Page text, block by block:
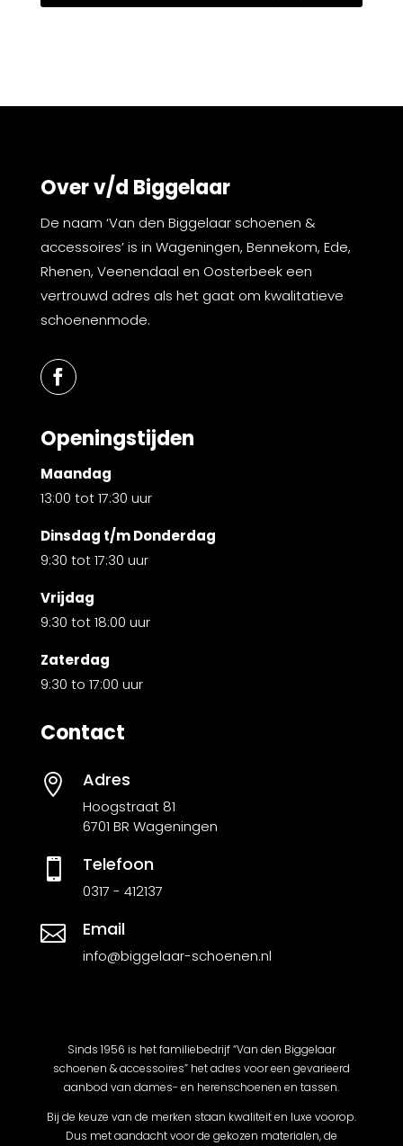
Over v/d Biggelaar
De naam ‘Van den Biggelaar schoenen &
accessoires’ is in Wageningen, Bennekom, Ede,
Rhenen, Veenendaal en Oosterbeek een
vertrouwd adres als het gaat om kwalitatieve
schoenenmode.
Openingstijden
Maandag
13:00 tot 17:30 uur
Dinsdag t/m Donderdag
9:30 tot 17:30 uur
Vrijdag
9:30 tot 18:00 uur
Zaterdag
9:30 to 17:00 uur
Contact
 Adres
Hoogstraat 81
6701 BR Wageningen
 Telefoon
0317 - 412137
 Email
info@biggelaar-schoenen.nl
Sinds 1956 is het familiebedrijf “Van den Biggelaar
schoenen & accessoires” het adres voor een gevarieerd
aanbod van dames- en herenschoenen en tassen.
Bij de keuze van de merken staan kwaliteit en luxe voorop.
Dus met aandacht voor de gekozen materialen, de